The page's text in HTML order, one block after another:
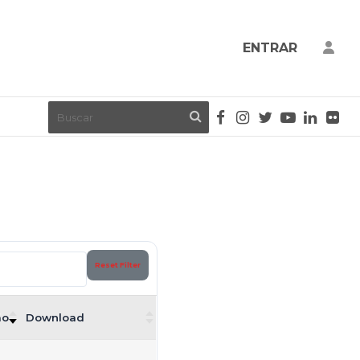
ENTRAR
Reset Filter
Download